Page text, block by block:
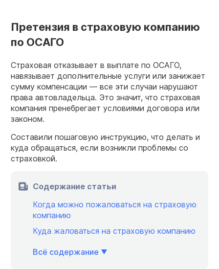
Претензия в страховую компанию
по ОСАГО
Страховая отказывает в выплате по ОСАГО,
навязывает дополнительные услуги или занижает
сумму компенсации — все эти случаи нарушают
права автовладельца. Это значит, что страховая
компания пренебрегает условиями договора или
законом.
Составили пошаговую инструкцию, что делать и
куда обращаться, если возникли проблемы со
страховкой.
Содержание статьи
Когда можно пожаловаться на страховую
компанию
Куда жаловаться на страховую компанию
Всё содержание